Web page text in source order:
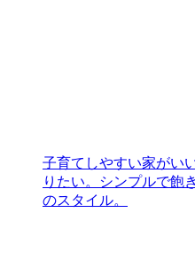
子育てしやすい家がい
りたい。シンプルで飽
のスタイル。